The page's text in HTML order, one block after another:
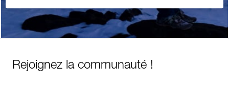
Rejoignez la communauté !